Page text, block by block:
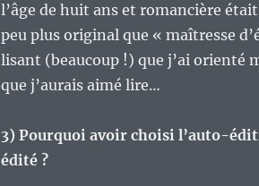
l’âge de huit ans et romancière
peu plus original que « maîtresse
lisant (beaucoup !) que j’ai orienté
que j’aurais aimé lire…
3) Pourquoi avoir choisi l’auto-
édité ?